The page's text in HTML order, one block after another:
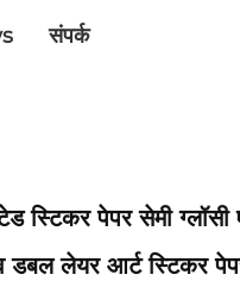
संपर्क
स्टिकर पेपर सेमी ग्लॉसी
डबल लेयर आर्ट स्टिकर